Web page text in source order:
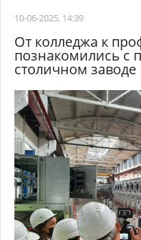
10-06-2025, 14:39
От колледжа к
познакомились с
столичном заводе